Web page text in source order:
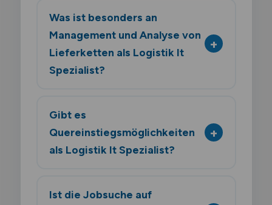
Was ist besonders an
Management und Analyse von
Lieferketten als Logistik It
Spezialist?
Gibt es
Quereinstiegsmöglichkeiten
als Logistik It Spezialist?
Ist die Jobsuche auf